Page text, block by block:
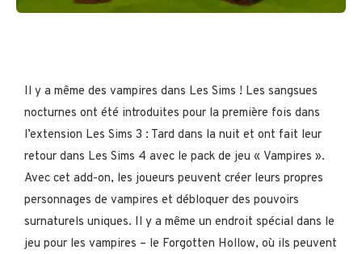
Il y a même des vampires dans Les Sims ! Les sangsues
nocturnes ont été introduites pour la première fois dans
l’extension Les Sims 3 : Tard dans la nuit et ont fait leur
retour dans Les Sims 4 avec le pack de jeu « Vampires ».
Avec cet add-on, les joueurs peuvent créer leurs propres
personnages de vampires et débloquer des pouvoirs
surnaturels uniques. Il y a même un endroit spécial dans le
jeu pour les vampires – le Forgotten Hollow, où ils peuvent